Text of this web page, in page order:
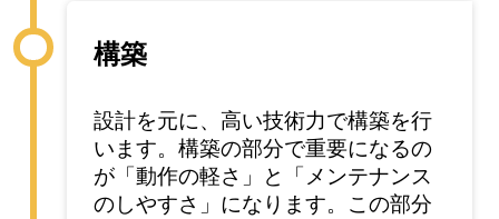
構築
設計を元に、高い技術力で構築を行
います。構築の部分で重要になるの
が「動作の軽さ」と「メンテナンス
のしやすさ」になります。この部分